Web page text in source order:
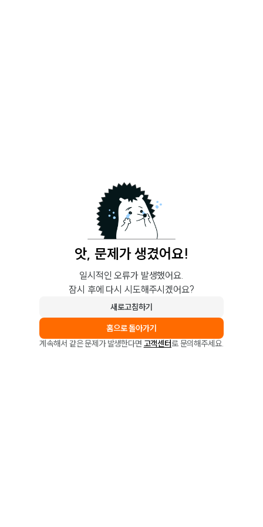
앗, 문제가 생겼어요!
일시적인 오류가 발생했어요.
잠시 후에 다시 시도해주시겠어요?
새로고침하기
홈으로 돌아가기
계속해서 같은 문제가 발생한다면 고객센터로 문의해주세요.